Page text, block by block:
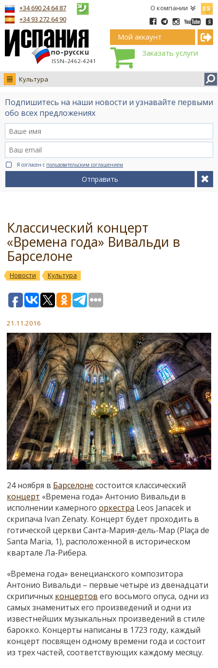
О компании
ISSN–2462-4241
+34 690 24 64 87
+34 93 272 64 90
Мой аккаунт
Заказать услуги
Культура
Новости
Интервью
Видео Ruso.TV
BCN life
Сервис на немецком
Подпишитесь на наши новости и узнавайте первыми
обо всех предложениях
Я согласен с пользовательским соглашением
Отправить
Классический концерт
«Времена года» Вивальди в
Барселоне
Новости Культура
21.11.2016
24 ноября в Барселоне состоится классический
концерт «Времена года» Антонио Вивальди в
исполнении камерного оркестра Leos Janacek и
скрипача Ivan Zenaty. Концерт будет проходить в
готической церкви Санта-Мария-дель-Мар (Plaça de
Santa Maria, 1), расположенной в историческом
квартале Ла-Рибера.
«Времена года» венецианского композитора
Антонио Вивальди – первые четыре из двенадцати
скрипичных концертов его восьмого опуса, одни из
самых знаменитых его произведений и одни из
известнейших музыкальных произведений в стиле
барокко. Концерты написаны в 1723 году, каждый
концерт посвящен одному времени года и состоит
из трех частей, соответствующих каждому месяцу.